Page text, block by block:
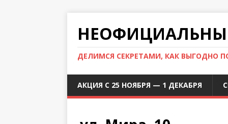
ДЕЛИМСЯ СЕКРЕТАМИ, КАК ВЫГОДНО
АКЦИЯ С 25 НОЯБРЯ — 1 ДЕКАБРЯ